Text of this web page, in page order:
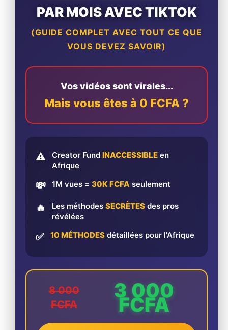
PAR MOIS AVEC TIKTOK
(GUIDE COMPLET AVEC TOUT CE QUE
VOUS DEVEZ SAVOIR)
Vos vidéos sont virales...
Mais vous êtes à 0 FCFA ?
⚠️ Creator Fund INACCESSIBLE en
Afrique
💸 1M vues = 30K FCFA seulement
🔥 Les méthodes SECRÈTES des pros
révélées
✅ 10 MÉTHODES détaillées pour l'Afrique
8 000
FCFA
3 000
FCFA